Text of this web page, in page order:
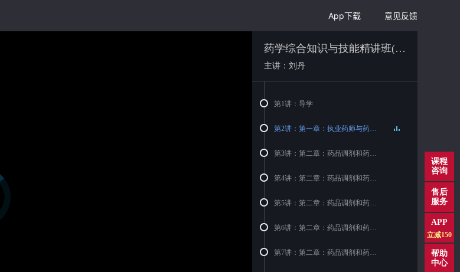
意见反馈
App下载
药学综合知识与技能精讲班(2016)
主讲：刘丹
第1讲：导学
第2讲：第一章：执业药师与药学服务
第3讲：第二章：药品调剂和药品管理...
第4讲：第二章：药品调剂和药品管理...
第5讲：第二章：药品调剂和药品管理...
第6讲：第二章：药品调剂和药品管理...
第7讲：第二章：药品调剂和药品管理...
课程
咨询
售后
服务
APP
立减150
帮助
中心